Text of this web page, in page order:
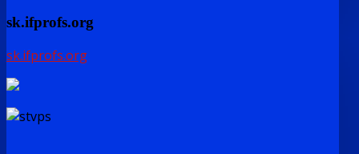
sk.ifprofs.org
sk.ifprofs.org